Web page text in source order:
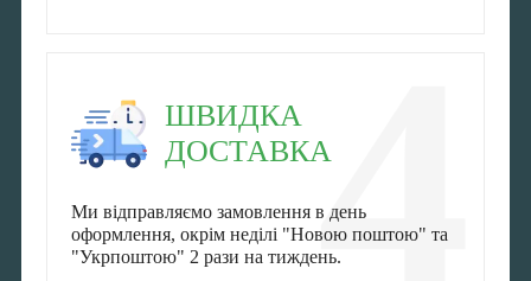
4
ШВИДКА
ДОСТАВКА
Ми відправляємо замовлення в день
оформлення, окрім неділі "Новою поштою" та
"Укрпоштою" 2 рази на тиждень.